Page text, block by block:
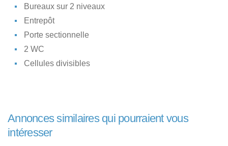
Bureaux sur 2 niveaux
Entrepôt
Porte sectionnelle
2 WC
Cellules divisibles
Annonces similaires qui pourraient vous
intéresser